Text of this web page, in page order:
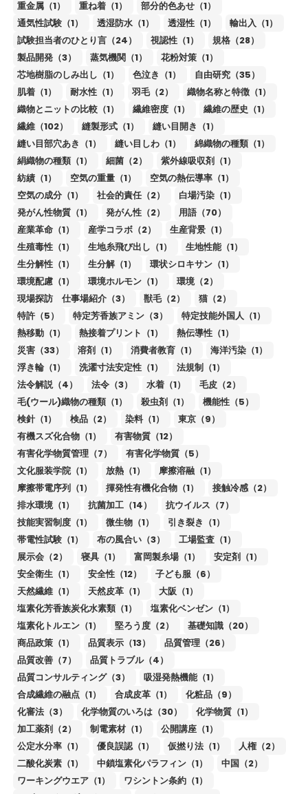
重金属（1）
重ね着（1）
部分的色あせ（1）
通気性試験（1）
透湿防水（1） 透湿性（1）
輸出入（1）
試験担当者のひとり言（24）
視認性（1）
規格（28）
製品開発（3）
蒸気機関（1）
花粉対策（1）
芯地樹脂のしみ出し（1）
色泣き（1）
自由研究（35）
肌着（1）
耐水性（1） 羽毛（2）
織物名称と特徴（1）
織物とニットの比較（1）
繊維密度（1）
繊維の歴史（1）
繊維（102）
縫製形式（1）
縫い目開き（1）
縫い目部穴あき（1）
縫い目しわ（1）
綿織物の種類（1）
絹織物の種類（1）
細菌（2）
紫外線吸収剤（1）
紡績（1）
空気の重量（1）
空気の熱伝導率（1）
空気の成分（1）
社会的責任（2）
白場汚染（1）
発がん性物質（1）
発がん性（2）
用語（70）
産業革命（1）
産学コラボ（2）
生産背景（1）
生殖毒性（1）
生地糸飛び出し（1）
生地性能（1）
生分解性（1）
生分解（1）
環状シロキサン（1）
環境配慮（1）
環境ホルモン（1）
環境（2）
現場探訪 仕事場紹介（3）
獣毛（2）
猫（2）
特許（5）
特定芳香族アミン（3）
特定技能外国人（1）
熱移動（1）
熱接着プリント（1）
熱伝導性（1）
災害（33）
溶剤（1） 消費者教育（1）
海洋汚染（1）
浮き輪（1）
洗濯寸法安定性（1）
法規制（1）
法令解説（4）
法令（3） 水着（1）
毛皮（2）
毛(ウール)織物の種類（1）
殺虫剤（1）
機能性（5）
検針（1）
検品（2） 染料（1）
東京（9）
有機スズ化合物（1）
有害物質（12）
有害化学物質管理（7）
有害化学物質（5）
文化服装学院（1）
放熱（1）
摩擦溶融（1）
摩擦帯電序列（1）
揮発性有機化合物（1）
接触冷感（2）
排水環境（1）
抗菌加工（14）
抗ウイルス（7）
技能実習制度（1）
微生物（1）
引き裂き（1）
帯電性試験（1）
布の風合い（3）
工場監査（1）
展示会（2）
寝具（1） 富岡製糸場（1）
安定剤（1）
安全衛生（1）
安全性（12）
子ども服（6）
天然繊維（1）
天然皮革（1）
大阪（1）
塩素化芳香族炭化水素類（1）
塩素化ベンゼン（1）
塩素化トルエン（1）
堅ろう度（2）
基礎知識（20）
商品政策（1）
品質表示（13）
品質管理（26）
品質改善（7）
品質トラブル（4）
品質コンサルティング（3）
吸湿発熱機能（1）
合成繊維の融点（1）
合成皮革（1）
化粧品（9）
化審法（3）
化学物質のいろは（30）
化学物質（1）
加工薬剤（2）
制電素材（1）
公開講座（1）
公定水分率（1）
優良誤認（1） 仮撚り法（1）
人権（2）
二酸化炭素（1）
中鎖塩素化パラフィン（1）
中国（2）
ワーキングウエア（1）
ワシントン条約（1）